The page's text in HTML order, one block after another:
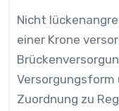
Nicht
einer Krone
Versorgungsform
Zuordnung zu